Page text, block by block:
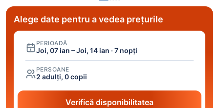
Alege date pentru a vedea prețurile
PERIOADĂ
Joi, 07 ian – Joi, 14 ian · 7 nopți
PERSOANE
2 adulți, 0 copii
Verifică disponibilitatea